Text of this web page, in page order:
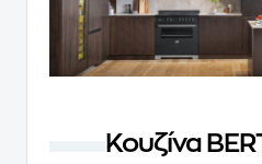
Κουζίνα